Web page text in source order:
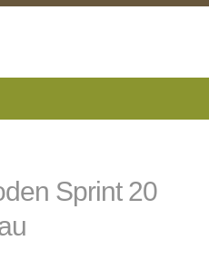
Sprint 20